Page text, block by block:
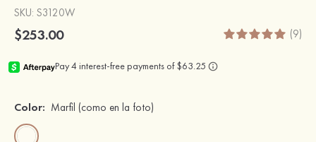
SKU: S3120W
$253.00 (9)
Color: Marfil (como en la foto)